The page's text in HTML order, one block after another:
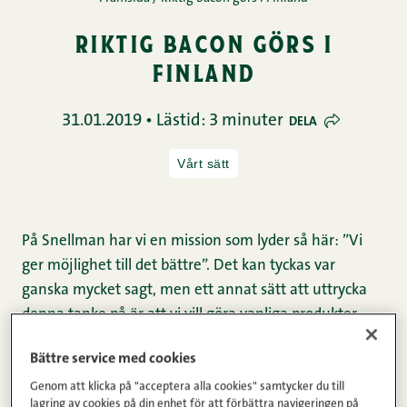
riktig bacon görs i
finland
31.01.2019 • Lästid: 3 minuter DELA
Vårt sätt
På Snellman har vi en mission som lyder så här: ”Vi
ger möjlighet till det bättre”. Det kan tyckas var
ganska mycket sagt, men ett annat sätt att uttrycka
denna tanke på är att vi vill göra vanliga produkter
fram om man tar en titt på vår produkt Riktig bacon.
Bättre service med cookies
Genom att klicka på "acceptera alla cookies" samtycker du till
lagring av cookies på din enhet för att förbättra navigeringen på